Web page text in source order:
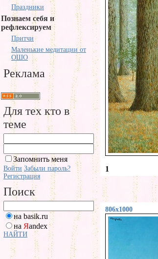
Праздники
Познаем себя и
рефлексируем
Притчи
Маленькие медитации от
ОШО
Реклама
Для тех кто в
теме
Запомнить меня
Войти Забыли пароль?
Регистрация
Поиск
на basik.ru
на Яandex
НАЙТИ
1
806x1000